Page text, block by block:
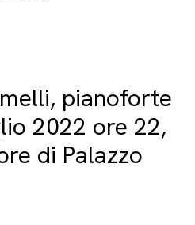
pianoforte
2022 ore 22,
di Palazzo